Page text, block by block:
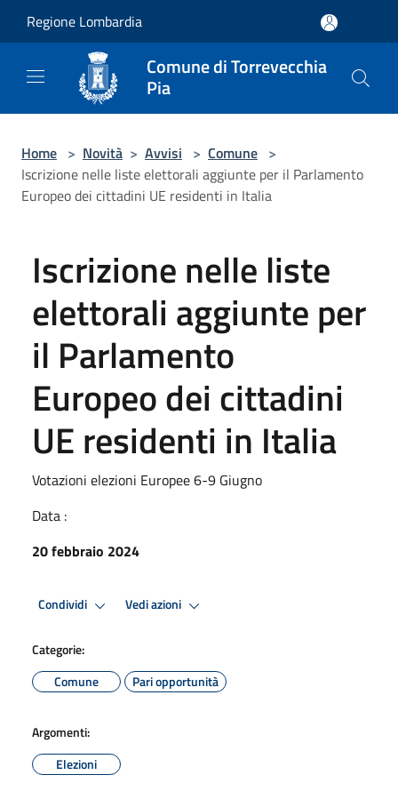
Regione Lombardia
Comune di Torrevecchia
Pia
Home > Novità > Avvisi > Comune >
Iscrizione nelle liste elettorali aggiunte per il Parlamento
Europeo dei cittadini UE residenti in Italia
Iscrizione nelle liste
elettorali aggiunte per
il Parlamento
Europeo dei cittadini
UE residenti in Italia
Votazioni elezioni Europee 6-9 Giugno
Data :
20 febbraio 2024
Condividi Vedi azioni
Categorie:
Comune
Pari opportunità
Argomenti:
Elezioni